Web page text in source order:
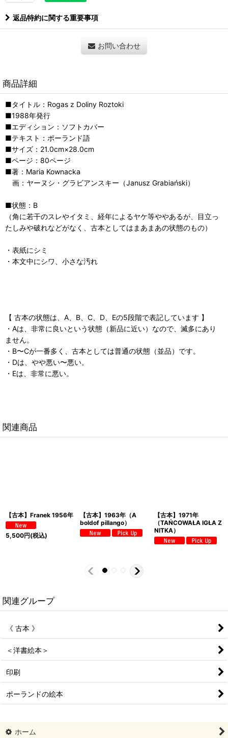
返品特約に関する重要事項
お問い合わせ
商品詳細
■タイトル：Rogas z Doliny Roztoki
■1988年発行
■エディション：ソフトカバー
■テキスト：ポーランド語
■サイズ：21.0cm×28.0cm
■ページ：80ページ
■著：Maria Kownacka
画：ヤーヌシ・グラビアンスキー（Janusz Grabiański）
■状態：B
（角に若干のスレやイタミ、経年によるヤケ等ややあるが、目立っ
たしみや破れなどがなく、古本としてはまあまあの状態のもの）
・表紙にシミ
・本文中にシワ、小さな汚れ
【 古本の状態は、A、B、C、D、Eの5段階で表記しています 】
・Aは、非常に良いという状態（新品に近い）なので、滅多にあり
ません。
・B〜Cが一番多く、古本としては普通の状態（並品）です。
・Dは、やや悪い〜悪い。
・Eは、非常に悪い。
関連商品
【古本】Franek 1956年
5,500円(税込)
【古本】1963年（A
boldof pillango）
【古本】1971年
（TAŃCOWAŁA IGŁA Z
NITKA）
関連グループ
《 古本 》
＜洋書絵本＞
印刷
ポーランドの絵本
ホーム